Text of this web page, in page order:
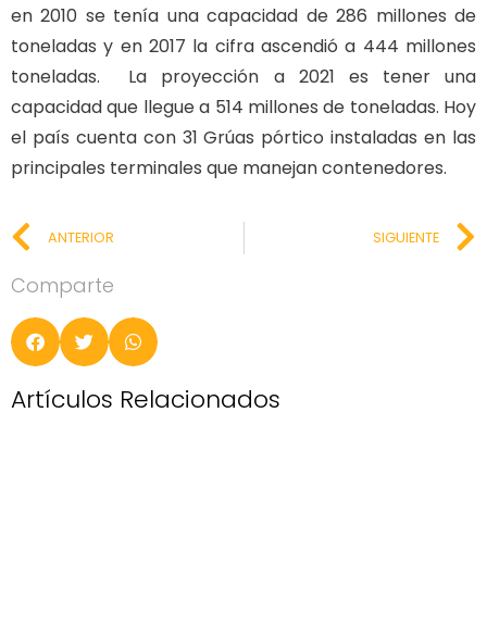
en 2010 se tenía una capacidad de 286 millones de
toneladas y en 2017 la cifra ascendió a 444 millones
toneladas. La proyección a 2021 es tener una
capacidad que llegue a 514 millones de toneladas. Hoy
el país cuenta con 31 Grúas pórtico instaladas en las
principales terminales que manejan contenedores.
ANTERIOR SIGUIENTE
Comparte
Artículos Relacionados